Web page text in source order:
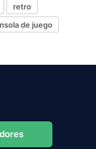
retro
de juego